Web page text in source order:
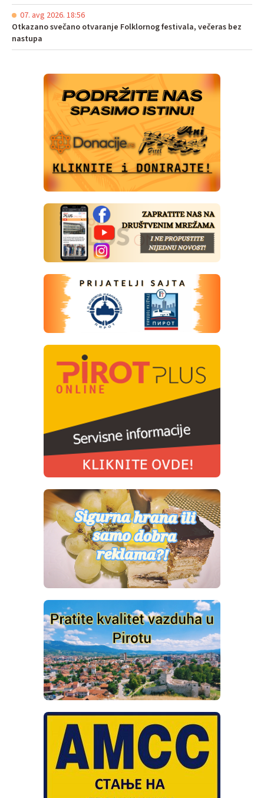
07. avg 2026. 18:56
Otkazano svečano otvaranje Folklornog festivala, večeras bez
nastupa